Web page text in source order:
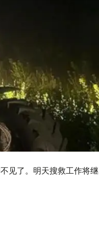
见了。明天搜救工作将继